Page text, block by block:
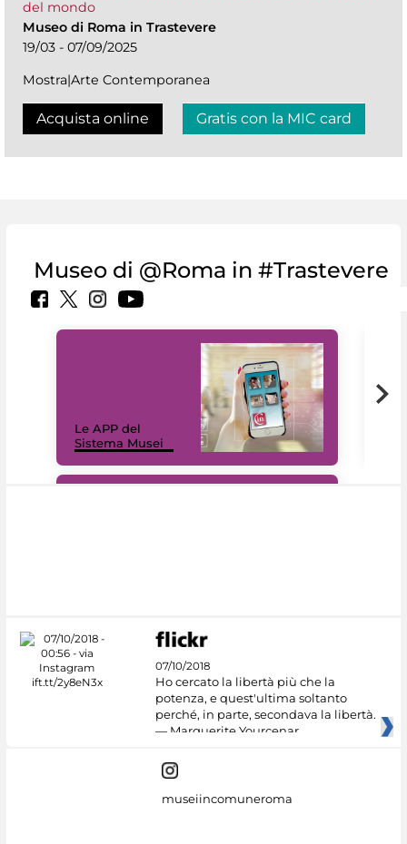
del mondo
Museo di Roma in Trastevere
19/03 - 07/09/2025
Mostra|Arte Contemporanea
Acquista online Gratis con la MIC card
Museo di @Roma in #Trastevere
Le APP del
Sistema Musei
07/10/2018
Ho cercato la libertà più che la
potenza, e quest'ultima soltanto
perché, in parte, secondava la libertà.
— Marguerite Yourcenar
museiincomuneroma